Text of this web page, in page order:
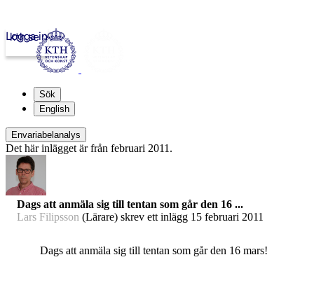
kth.se
Logga in
Sök
English
Envariabelanalys
Det här inlägget är från februari 2011.
Dags att anmäla sig till tentan som går den 16 ...
Lars Filipsson (Lärare) skrev ett inlägg 15 februari 2011
Dags att anmäla sig till tentan som går den 16 mars!